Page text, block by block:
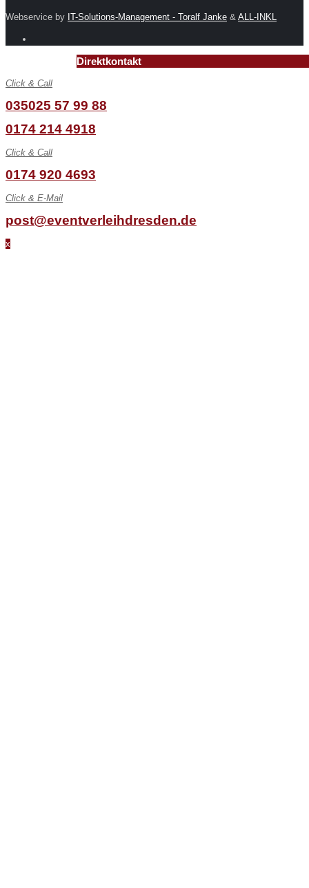
Webservice by IT-Solutions-Management - Toralf Janke & ALL-INKL
Direktkontakt
Click & Call
035025 57 99 88
0174 214 4918
Click & Call
0174 920 4693
Click & E-Mail
post@eventverleihdresden.de
x